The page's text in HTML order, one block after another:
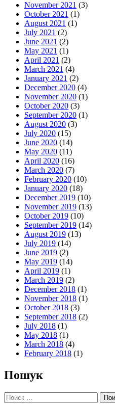
November 2021 (3)
October 2021 (1)
August 2021 (1)
July 2021 (2)
June 2021 (2)
May 2021 (1)
April 2021 (2)
March 2021 (4)
January 2021 (2)
December 2020 (4)
November 2020 (1)
October 2020 (3)
September 2020 (1)
August 2020 (3)
July 2020 (15)
June 2020 (14)
May 2020 (11)
April 2020 (16)
March 2020 (7)
February 2020 (10)
January 2020 (18)
December 2019 (10)
November 2019 (13)
October 2019 (10)
September 2019 (14)
August 2019 (13)
July 2019 (14)
June 2019 (2)
May 2019 (14)
April 2019 (1)
March 2019 (2)
December 2018 (1)
November 2018 (1)
October 2018 (3)
September 2018 (2)
July 2018 (1)
May 2018 (1)
March 2018 (4)
February 2018 (1)
Пошук
Поиск: